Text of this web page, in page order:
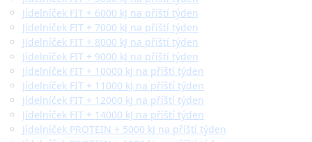
Jídelníček FIT + 6000 kJ na příští týden
Jídelníček FIT + 7000 kJ na příští týden
Jídelníček FIT + 8000 kJ na příští týden
Jídelníček FIT + 9000 kJ na příští týden
Jídelníček FIT + 10000 kJ na příští týden
Jídelníček FIT + 11000 kJ na příští týden
Jídelníček FIT + 12000 kJ na příští týden
Jídelníček FIT + 14000 kJ na příští týden
Jídelníček PROTEIN + 5000 kJ na příští týden